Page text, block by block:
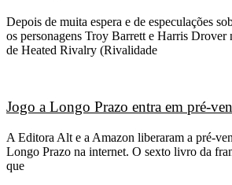
Depois de muita espera e de especulações
os personagens Troy Barrett e Harris Drover
de Heated Rivalry (Rivalidade
Jogo a Longo Prazo entra em pré-
A Editora Alt e a Amazon liberaram a pré-
Longo Prazo na internet. O sexto livro da
que